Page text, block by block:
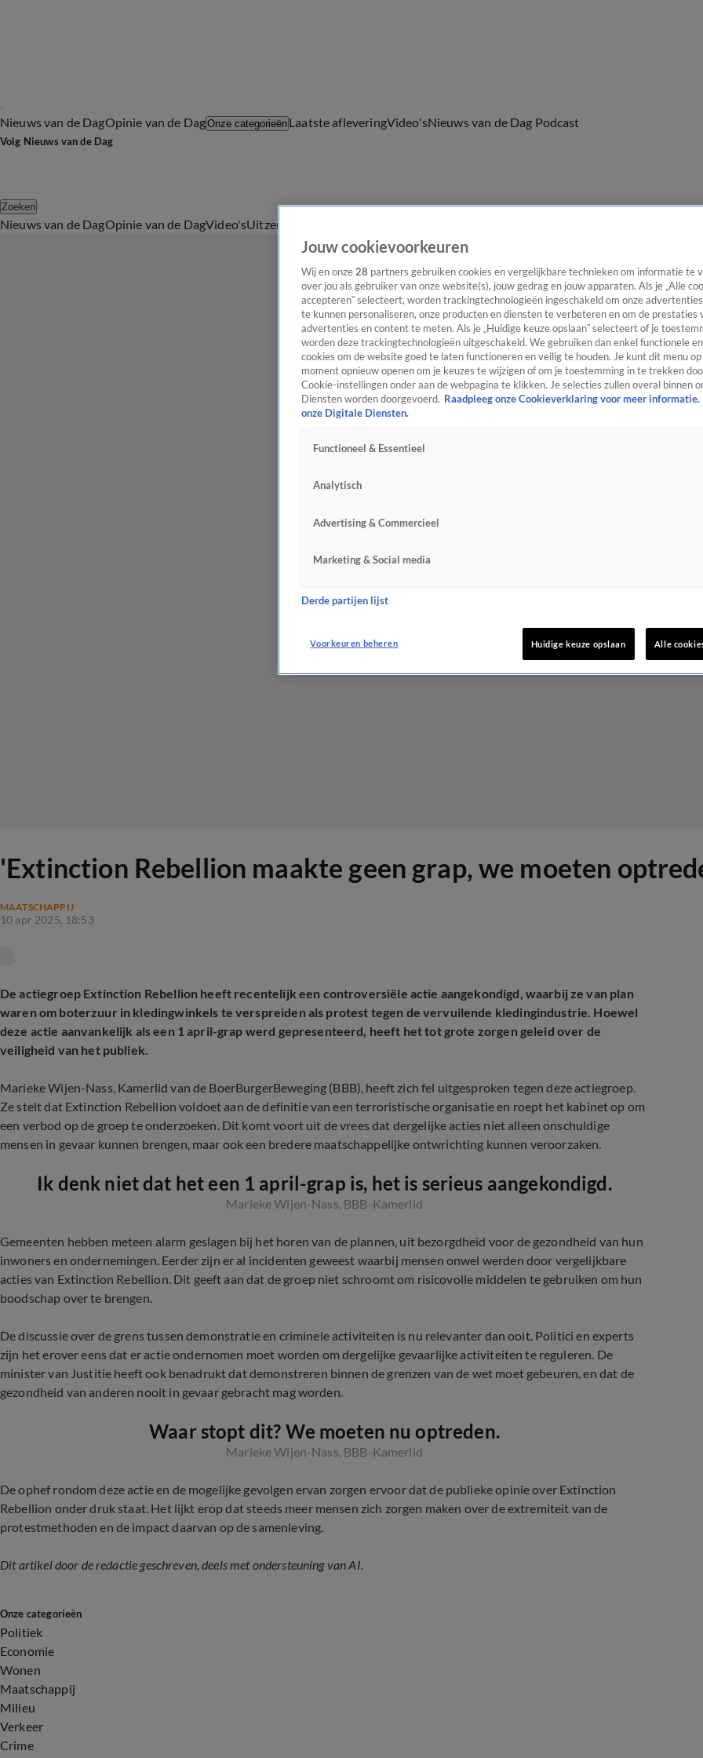
Nieuws van de DagOpinie van de DagOnze categorieën Laatste afleveringVideo'sNieuws van de Dag Podcast
Volg Nieuws van de Dag
Zoeken
Nieuws van de DagOpinie van de DagVideo'sUitzendingen
'Extinction Rebellion maakte geen grap, we moeten
MAATSCHAPPIJ
10 apr 2025, 18:53
De actiegroep Extinction Rebellion heeft recentelijk een controversiële actie aangekondigd, waarbij ze van plan
waren om boterzuur in kledingwinkels te verspreiden als protest tegen de vervuilende kledingindustrie. Hoewel
deze actie aanvankelijk als een 1 april-grap werd gepresenteerd, heeft het tot grote zorgen geleid over de
veiligheid van het publiek.
Marieke Wijen-Nass, Kamerlid van de BoerBurgerBeweging (BBB), heeft zich fel uitgesproken tegen deze actiegroep.
Ze stelt dat Extinction Rebellion voldoet aan de definitie van een terroristische organisatie en roept het kabinet op om
een verbod op de groep te onderzoeken. Dit komt voort uit de vrees dat dergelijke acties niet alleen onschuldige
mensen in gevaar kunnen brengen, maar ook een bredere maatschappelijke ontwrichting kunnen veroorzaken.
Ik denk niet dat het een 1 april-grap is, het is serieus aangekondigd.
Marieke Wijen-Nass, BBB-Kamerlid
Gemeenten hebben meteen alarm geslagen bij het horen van de plannen, uit bezorgdheid voor de gezondheid van hun
inwoners en ondernemingen. Eerder zijn er al incidenten geweest waarbij mensen onwel werden door vergelijkbare
acties van Extinction Rebellion. Dit geeft aan dat de groep niet schroomt om risicovolle middelen te gebruiken om hun
boodschap over te brengen.
De discussie over de grens tussen demonstratie en criminele activiteiten is nu relevanter dan ooit. Politici en experts
zijn het erover eens dat er actie ondernomen moet worden om dergelijke gevaarlijke activiteiten te reguleren. De
minister van Justitie heeft ook benadrukt dat demonstreren binnen de grenzen van de wet moet gebeuren, en dat de
gezondheid van anderen nooit in gevaar gebracht mag worden.
Waar stopt dit? We moeten nu optreden.
Marieke Wijen-Nass, BBB-Kamerlid
De ophef rondom deze actie en de mogelijke gevolgen ervan zorgen ervoor dat de publieke opinie over Extinction
Rebellion onder druk staat. Het lijkt erop dat steeds meer mensen zich zorgen maken over de extremiteit van de
protestmethoden en de impact daarvan op de samenleving.
Dit artikel door de redactie geschreven, deels met ondersteuning van AI.
Onze categorieën
Politiek
Economie
Wonen
Maatschappij
Milieu
Verkeer
Crime
Jouw cookievoorkeuren
Wij en onze 28 partners gebruiken cookies en vergelijkbare technieken om informatie te
over jou als gebruiker van onze website(s), jouw gedrag en jouw apparaten. Als je „Alle
accepteren” selecteert, worden trackingtechnologieën ingeschakeld om onze
te kunnen personaliseren, onze producten en diensten te verbeteren en om de prestaties
advertenties en content te meten. Als je „Huidige keuze opslaan” selecteert of je
worden deze trackingtechnologieën uitgeschakeld. We gebruiken dan enkel functionele
cookies om de website goed te laten functioneren en veilig te houden. Je kunt dit menu
moment opnieuw openen om je keuzes te wijzigen of om je toestemming in te trekken
Cookie-instellingen onder aan de webpagina te klikken. Je selecties zullen overal binnen
Diensten worden doorgevoerd. Raadpleeg onze Cookieverklaring voor meer informatie.
onze Digitale Diensten.
Functioneel & Essentieel
Analytisch
Advertising & Commercieel
Marketing & Social media
Derde partijen lijst
Voorkeuren beheren Huidige keuze opslaan Alle